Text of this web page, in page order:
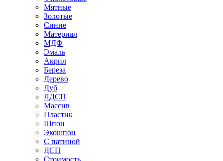
Мятные
Золотые
Синие
Материал
МДФ
Эмаль
Акрил
Береза
Дерево
Дуб
ЛДСП
Массив
Пластик
Шпон
Экошпон
С патиной
ДСП
Стоимость